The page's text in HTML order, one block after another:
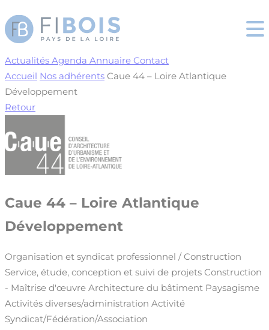
Actualités Agenda Annuaire Contact
Accueil Nos adhérents Caue 44 – Loire Atlantique
Développement
Retour
Caue 44 – Loire Atlantique
Développement
Organisation et syndicat professionnel / Construction
Service, étude, conception et suivi de projets Construction
- Maîtrise d'œuvre Architecture du bâtiment Paysagisme
Activités diverses/administration Activité
Syndicat/Fédération/Association